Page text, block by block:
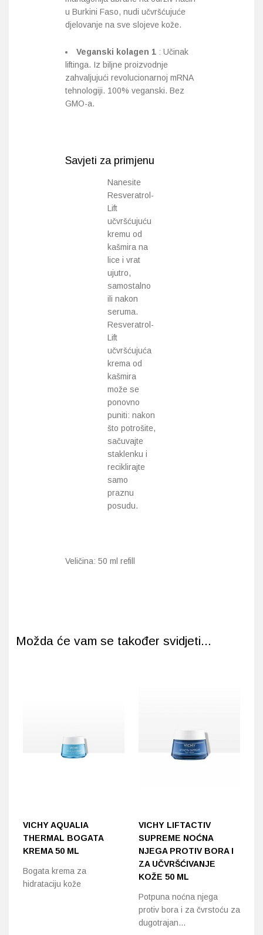
u Burkini Faso, nudi učvršćujuće
djelovanje na sve slojeve kože.
Veganski kolagen 1 : Učinak
liftinga. Iz biljne proizvodnje
zahvaljujući revolucionarnoj mRNA
tehnologiji. 100% veganski. Bez
GMO-a.
Savjeti za primjenu
Nanesite
Resveratrol-
Lift
učvršćujuću
kremu od
kašmira na
lice i vrat
ujutro,
samostalno
ili nakon
seruma.
Resveratrol-
Lift
učvršćujuća
krema od
kašmira
može se
ponovno
puniti: nakon
što potrošite,
sačuvajte
staklenku i
reciklirajte
samo
praznu
posudu.
Veličina: 50 ml refill
Možda će vam se također svidjeti...
VICHY AQUALIA
THERMAL BOGATA
KREMA 50 ML
Bogata krema za
hidrataciju kože
VICHY LIFTACTIV
SUPREME NOĆNA
NJEGA PROTIV BORA I
ZA UČVRŠĆIVANJE
KOŽE 50 ML
Potpuna noćna njega
protiv bora i za čvrstoću za
dugotrajan…